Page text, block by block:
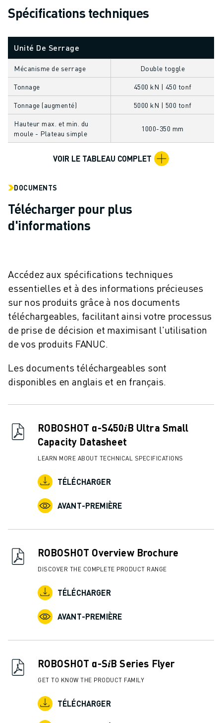
FANUC ACADEMY
SOLUTIONS POUR L'ÉDUCATION
ÉVÉNEMENTS ÉDUCATIFS
ACTUALITÉS ET MÉDIAS
EVÉNEMENTS
ÉVÉNEMENTS ÉDUCATIFS
A PROPOS DE FANUC
FANUC EN EUROPE
DÉVELOPPEMENT DURABLE
FAÇONNEZ VOTRE AVENIR AVEC FANUC
REJOIGNEZ-NOUS
IMPRESSION
Spécifications techniques
Unité De Serrage
Mécanisme de serrage Double toggle
Tonnage 4500 kN | 450 tonf
Tonnage (augmenté) 5000 kN | 500 tonf
Hauteur max. et min. du
moule - Plateau simple
1000-350 mm
VOIR LE TABLEAU COMPLET
DOCUMENTS
Télécharger pour plus
d'informations
Accédez aux spécifications techniques
essentielles et à des informations précieuses
sur nos produits grâce à nos documents
téléchargeables, facilitant ainsi votre processus
de prise de décision et maximisant l'utilisation
de vos produits FANUC.
Les documents téléchargeables sont
disponibles en anglais et en français.
ROBOSHOT α-S450𝑖B Ultra Small
Capacity Datasheet
LEARN MORE ABOUT TECHNICAL SPECIFICATIONS
TÉLÉCHARGER
AVANT-PREMIÈRE
ROBOSHOT Overview Brochure
DISCOVER THE COMPLETE PRODUCT RANGE
TÉLÉCHARGER
AVANT-PREMIÈRE
ROBOSHOT α-S𝑖B Series Flyer
GET TO KNOW THE PRODUCT FAMILY
TÉLÉCHARGER